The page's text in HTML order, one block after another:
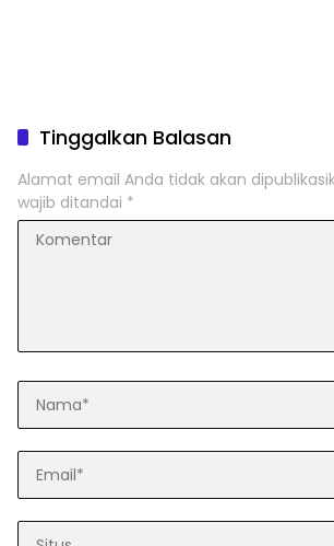
Tinggalkan Balasan
Alamat email Anda tidak akan
wajib ditandai *